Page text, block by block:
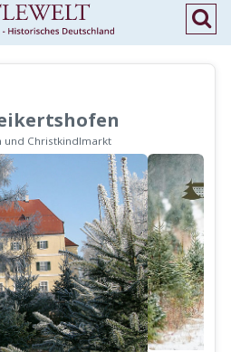
und Christkindlmarkt